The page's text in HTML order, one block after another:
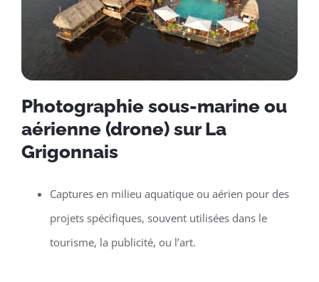
Photographie sous-marine ou
aérienne (drone) sur La
Grigonnais
Captures en milieu aquatique ou aérien pour des
projets spécifiques, souvent utilisées dans le
tourisme, la publicité, ou l’art.